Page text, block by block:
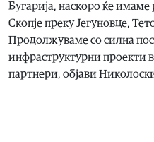
Бугарија, наскоро ќе имаме
Скопје преку Јегуновце,
Продолжуваме со силна
инфраструктурни проекти
партнери, објави